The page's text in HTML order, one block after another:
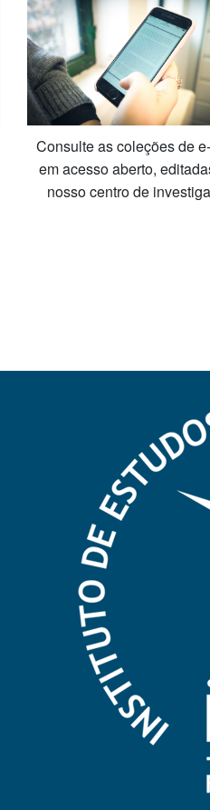
Consulte as coleções de
em acesso aberto,
nosso centro de